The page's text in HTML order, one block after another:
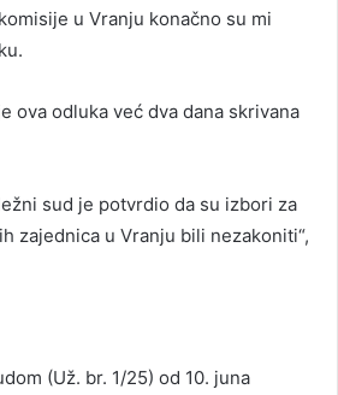
u Vranju konačno su mi
ova odluka već dva dana skrivana
sud je potvrdio da su izbori za
zajednica u Vranju bili nezakoniti“,
(Už. br. 1/25) od 10. juna